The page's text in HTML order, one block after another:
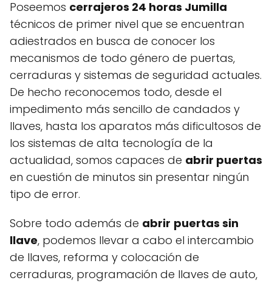
Poseemos cerrajeros 24 horas Jumilla
técnicos de primer nivel que se encuentran
adiestrados en busca de conocer los
mecanismos de todo género de puertas,
cerraduras y sistemas de seguridad actuales.
De hecho reconocemos todo, desde el
impedimento más sencillo de candados y
llaves, hasta los aparatos más dificultosos de
los sistemas de alta tecnología de la
actualidad, somos capaces de abrir puertas
en cuestión de minutos sin presentar ningún
tipo de error.
Sobre todo además de abrir puertas sin
llave, podemos llevar a cabo el intercambio
de llaves, reforma y colocación de
cerraduras, programación de llaves de auto,